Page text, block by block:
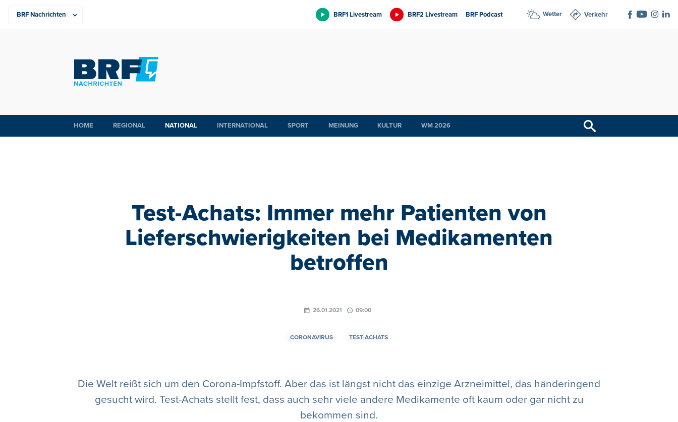
BRF1 Livestream BRF2 Livestream BRF Podcast Wetter Verkehr
HOME REGIONAL NATIONAL INTERNATIONAL SPORT MEINUNG KULTUR WM 2026
Test-Achats: Immer mehr Patienten von
Lieferschwierigkeiten bei Medikamenten
betroffen
26.01.2021 09:00
CORONAVIRUS TEST-ACHATS
Die Welt reißt sich um den Corona-Impfstoff. Aber das ist längst nicht das einzige Arzneimittel, das händeringend
gesucht wird. Test-Achats stellt fest, dass auch sehr viele andere Medikamente oft kaum oder gar nicht zu
bekommen sind.